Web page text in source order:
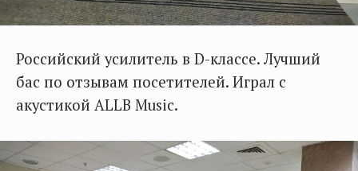
Российский усилитель в D-классе. Лучший
бас по отзывам посетителей. Играл с
акустикой ALLB Music.